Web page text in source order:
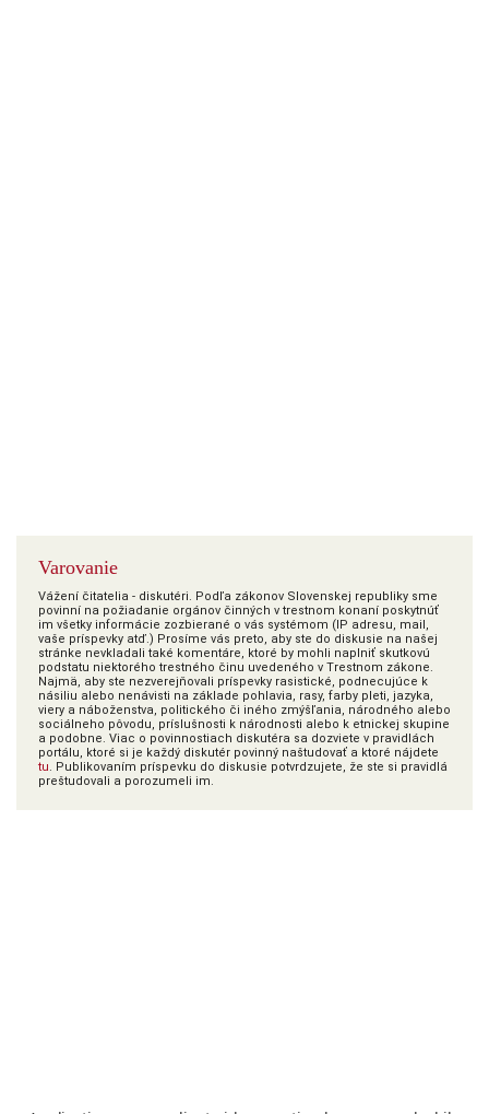
Varovanie
Vážení čitatelia - diskutéri. Podľa zákonov Slovenskej republiky sme
povinní na požiadanie orgánov činných v trestnom konaní poskytnúť
im všetky informácie zozbierané o vás systémom (IP adresu, mail,
vaše príspevky atď.) Prosíme vás preto, aby ste do diskusie na našej
stránke nevkladali také komentáre, ktoré by mohli naplniť skutkovú
podstatu niektorého trestného činu uvedeného v Trestnom zákone.
Najmä, aby ste nezverejňovali príspevky rasistické, podnecujúce k
násiliu alebo nenávisti na základe pohlavia, rasy, farby pleti, jazyka,
viery a náboženstva, politického či iného zmýšľania, národného alebo
sociálneho pôvodu, príslušnosti k národnosti alebo k etnickej skupine
a podobne. Viac o povinnostiach diskutéra sa dozviete v pravidlách
portálu, ktoré si je každý diskutér povinný naštudovať a ktoré nájdete
tu. Publikovaním príspevku do diskusie potvrdzujete, že ste si pravidlá
preštudovali a porozumeli im.